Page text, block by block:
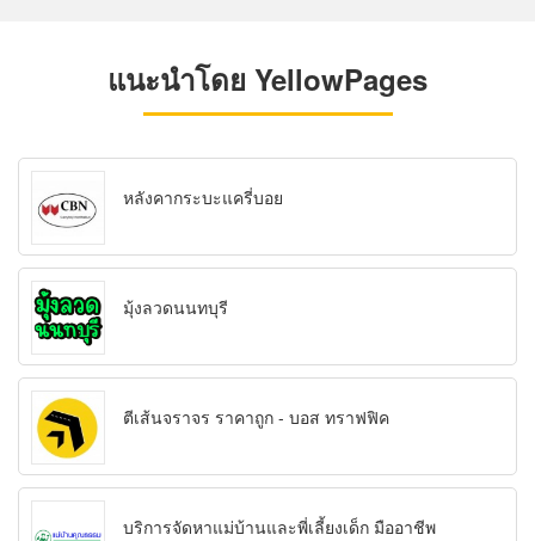
แนะนำโดย YellowPages
หลังคากระบะแครี่บอย
มุ้งลวดนนทบุรี
ตีเส้นจราจร ราคาถูก - บอส ทราฟฟิค
บริการจัดหาแม่บ้านและพี่เลี้ยงเด็ก มืออาชีพ